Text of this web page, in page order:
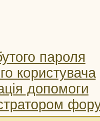
пароля
користувача
допомоги